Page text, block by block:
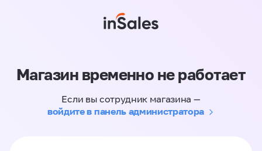
Магазин временно не работает
Если вы сотрудник магазина —
войдите в панель администратора